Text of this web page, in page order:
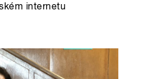
internetu